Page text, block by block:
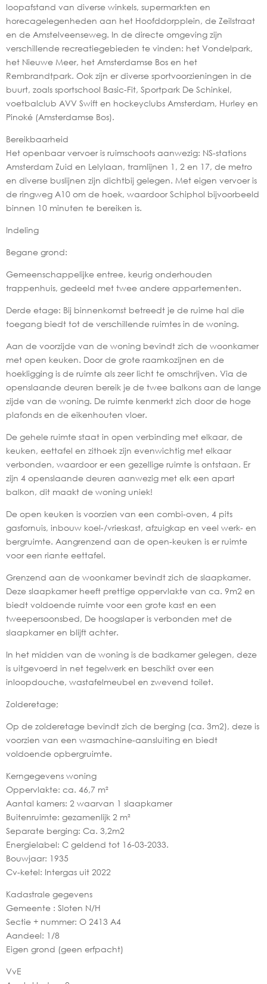
loopafstand van diverse winkels, supermarkten en
horecagelegenheden aan het Hoofddorpplein, de Zeilstraat
en de Amstelveenseweg. In de directe omgeving zijn
verschillende recreatiegebieden te vinden: het Vondelpark,
het Nieuwe Meer, het Amsterdamse Bos en het
Rembrandtpark. Ook zijn er diverse sportvoorzieningen in de
buurt, zoals sportschool Basic-Fit, Sportpark De Schinkel,
voetbalclub AVV Swift en hockeyclubs Amsterdam, Hurley en
Pinoké (Amsterdamse Bos).
Bereikbaarheid
Het openbaar vervoer is ruimschoots aanwezig: NS-stations
Amsterdam Zuid en Lelylaan, tramlijnen 1, 2 en 17, de metro
en diverse buslijnen zijn dichtbij gelegen. Met eigen vervoer is
de ringweg A10 om de hoek, waardoor Schiphol bijvoorbeeld
binnen 10 minuten te bereiken is.
Indeling
Begane grond:
Gemeenschappelijke entree, keurig onderhouden
trappenhuis, gedeeld met twee andere appartementen.
Derde etage: Bij binnenkomst betreedt je de ruime hal die
toegang biedt tot de verschillende ruimtes in de woning.
Aan de voorzijde van de woning bevindt zich de woonkamer
met open keuken. Door de grote raamkozijnen en de
hoekligging is de ruimte als zeer licht te omschrijven. Via de
openslaande deuren bereik je de twee balkons aan de lange
zijde van de woning. De ruimte kenmerkt zich door de hoge
plafonds en de eikenhouten vloer.
De gehele ruimte staat in open verbinding met elkaar, de
keuken, eettafel en zithoek zijn evenwichtig met elkaar
verbonden, waardoor er een gezellige ruimte is ontstaan. Er
zijn 4 openslaande deuren aanwezig met elk een apart
balkon, dit maakt de woning uniek!
De open keuken is voorzien van een combi-oven, 4 pits
gasfornuis, inbouw koel-/vrieskast, afzuigkap en veel werk- en
bergruimte. Aangrenzend aan de open-keuken is er ruimte
voor een riante eettafel.
Grenzend aan de woonkamer bevindt zich de slaapkamer.
Deze slaapkamer heeft prettige oppervlakte van ca. 9m2 en
biedt voldoende ruimte voor een grote kast en een
tweepersoonsbed, De hoogslaper is verbonden met de
slaapkamer en blijft achter.
In het midden van de woning is de badkamer gelegen, deze
is uitgevoerd in net tegelwerk en beschikt over een
inloopdouche, wastafelmeubel en zwevend toilet.
Zolderetage;
Op de zolderetage bevindt zich de berging (ca. 3m2), deze is
voorzien van een wasmachine-aansluiting en biedt
voldoende opbergruimte.
Kerngegevens woning
Oppervlakte: ca. 46,7 m²
Aantal kamers: 2 waarvan 1 slaapkamer
Buitenruimte: gezamenlijk 2 m²
Separate berging: Ca. 3,2m2
Energielabel: C geldend tot 16-03-2033.
Bouwjaar: 1935
Cv-ketel: Intergas uit 2022
Kadastrale gegevens
Gemeente : Sloten N/H
Sectie + nummer: O 2413 A4
Aandeel: 1/8
Eigen grond (geen erfpacht)
VvE